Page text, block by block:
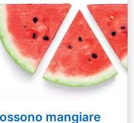
mangiare